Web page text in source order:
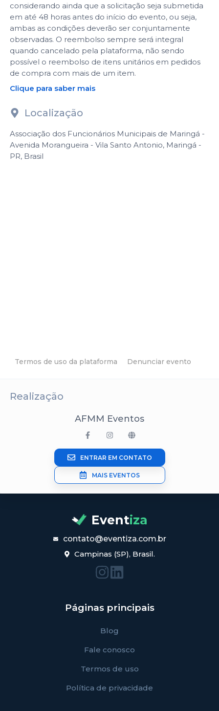
considerando ainda que a solicitação seja submetida
em até 48 horas antes do início do evento, ou seja,
ambas as condições deverão ser conjuntamente
observadas. O reembolso sempre será integral
quando cancelado pela plataforma, não sendo
possível o reembolso de itens unitários em pedidos
de compra com mais de um item.
Clique para saber mais
Localização
Associação dos Funcionários Municipais de Maringá -
Avenida Morangueira - Vila Santo Antonio, Maringá -
PR, Brasil
Termos de uso da plataforma Denunciar evento
Realização
AFMM Eventos
ENTRAR EM CONTATO
MAIS EVENTOS
Eventiza
contato@eventiza.com.br
Campinas (SP), Brasil.
Páginas principais
Blog
Fale conosco
Termos de uso
Política de privacidade